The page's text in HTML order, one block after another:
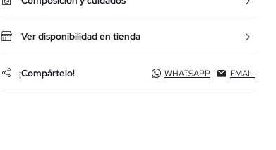
Ver disponibilidad en tienda
¡Compártelo! WHATSAPP EMAIL